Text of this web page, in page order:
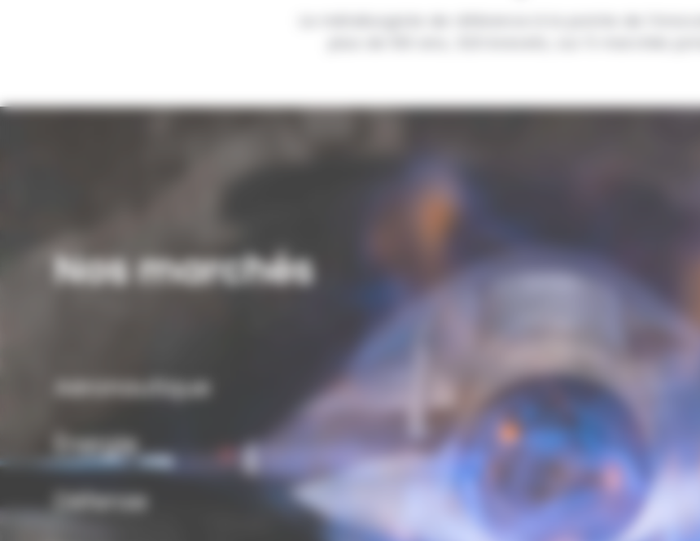
Nos marchés
Aéronautique
Énergie
Défense